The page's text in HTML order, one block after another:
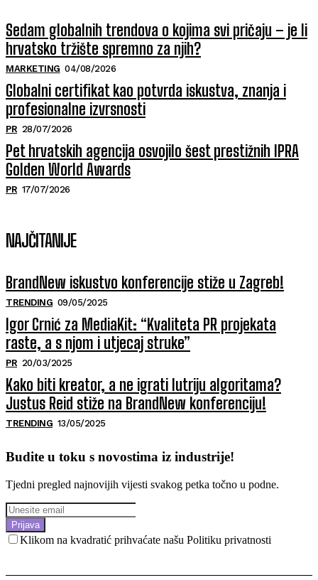
Sedam globalnih trendova o kojima svi pričaju – je li
hrvatsko tržište spremno za njih?
MARKETING 04/08/2026
Globalni certifikat kao potvrda iskustva, znanja i
profesionalne izvrsnosti
PR 28/07/2026
Pet hrvatskih agencija osvojilo šest prestižnih IPRA
Golden World Awards
PR 17/07/2026
NAJČITANIJE
BrandNew iskustvo konferencije stiže u Zagreb!
TRENDING 09/05/2025
Igor Crnić za MediaKit: “Kvaliteta PR projekata
raste, a s njom i utjecaj struke”
PR 20/03/2025
Kako biti kreator, a ne igrati lutriju algoritama?
Justus Reid stiže na BrandNew konferenciju!
TRENDING 13/05/2025
Budite u toku s novostima iz industrije!
Tjedni pregled najnovijih vijesti svakog petka točno u podne.
Prijava
Klikom na kvadratić prihvaćate našu Politiku privatnosti